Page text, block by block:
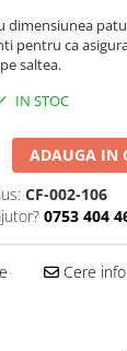
dimensiunea
pentru ca
pe saltea.
IN STOC
ADAUGA IN
CF-002-106
0753 404
Cere